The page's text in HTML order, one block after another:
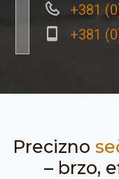
+381
+381
Precizno
– brzo,